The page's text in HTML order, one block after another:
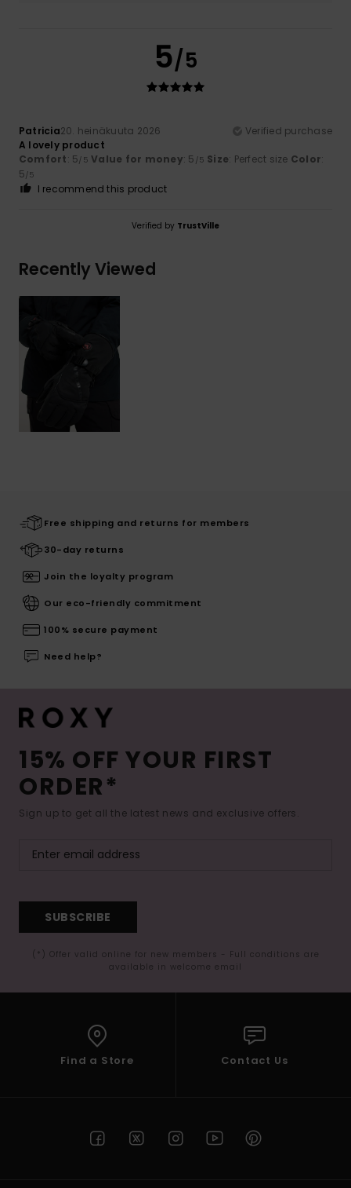
5/5
Patricia20. heinäkuuta 2026
Verified purchase
A lovely product
Comfort: 5/5 Value for money: 5 /5 Size: Perfect size Color:
5/5
I recommend this product
Verified by TrustVille
Recently Viewed
Free shipping and returns for members
30-day returns
Join the loyalty program
Our eco-friendly commitment
100% secure payment
Need help?
15% OFF YOUR FIRST
ORDER*
Sign up to get all the latest news and exclusive offers.
SUBSCRIBE
(*) Offer valid online for new members - Full conditions are
available in welcome email
Find a Store Contact Us